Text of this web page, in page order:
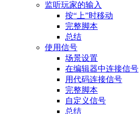
监听玩家的输入
按“上”时移动
完整脚本
总结
使用信号
场景设置
在编辑器中连接信号
用代码连接信号
完整脚本
自定义信号
总结